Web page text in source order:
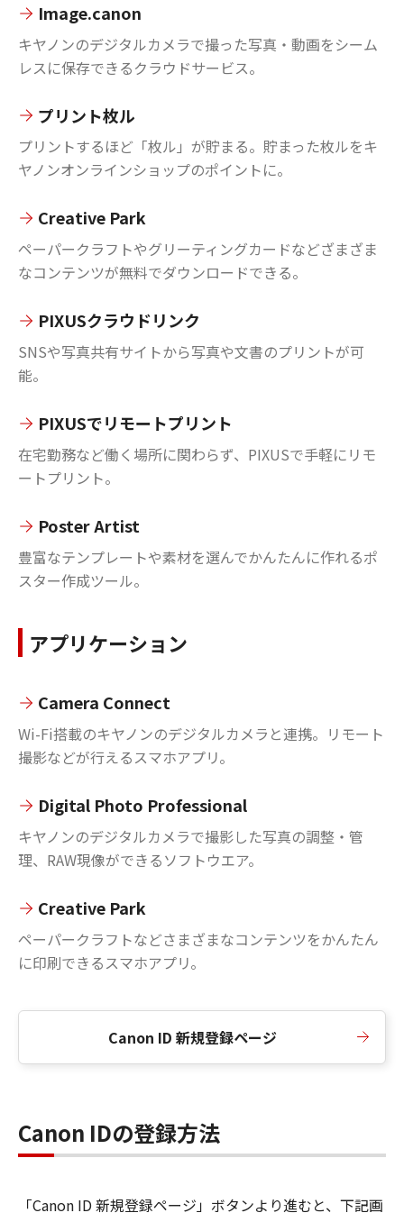
Image.canon
キヤノンのデジタルカメラで撮った写真・動画をシーム
レスに保存できるクラウドサービス。
プリント枚ル
プリントするほど「枚ル」が貯まる。貯まった枚ルをキ
ヤノンオンラインショップのポイントに。
Creative Park
ペーパークラフトやグリーティングカードなどざまざま
なコンテンツが無料でダウンロードできる。
PIXUSクラウドリンク
SNSや写真共有サイトから写真や文書のプリントが可
能。
PIXUSでリモートプリント
在宅勤務など働く場所に関わらず、PIXUSで手軽にリモ
ートプリント。
Poster Artist
豊富なテンプレートや素材を選んでかんたんに作れるポ
スター作成ツール。
アプリケーション
Camera Connect
Wi-Fi搭載のキヤノンのデジタルカメラと連携。リモート
撮影などが行えるスマホアプリ。
Digital Photo Professional
キヤノンのデジタルカメラで撮影した写真の調整・管
理、RAW現像ができるソフトウエア。
Creative Park
ペーパークラフトなどさまざまなコンテンツをかんたん
に印刷できるスマホアプリ。
Canon ID 新規登録ページ
Canon IDの登録方法
「Canon ID 新規登録ページ」ボタンより進むと、下記画